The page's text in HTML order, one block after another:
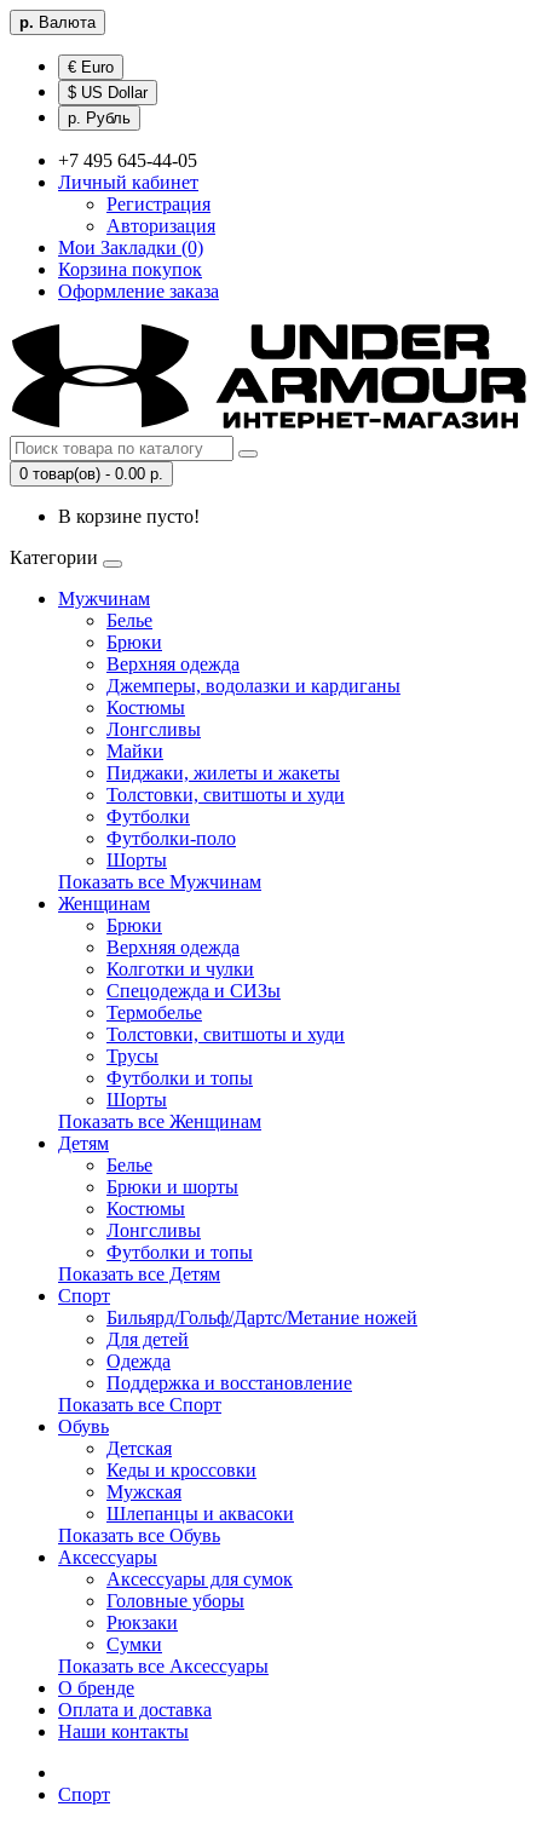
р. Валюта
€ Euro
$ US Dollar
р. Рубль
+7 495 645-44-05
Личный кабинет
Регистрация
Авторизация
Мои Закладки (0)
Корзина покупок
Оформление заказа
0 товар(ов) - 0.00 р.
В корзине пусто!
Категории
Мужчинам
Белье
Брюки
Верхняя одежда
Джемперы, водолазки и кардиганы
Костюмы
Лонгсливы
Майки
Пиджаки, жилеты и жакеты
Толстовки, свитшоты и худи
Футболки
Футболки-поло
Шорты
Показать все Мужчинам
Женщинам
Брюки
Верхняя одежда
Колготки и чулки
Спецодежда и СИЗы
Термобелье
Толстовки, свитшоты и худи
Трусы
Футболки и топы
Шорты
Показать все Женщинам
Детям
Белье
Брюки и шорты
Костюмы
Лонгсливы
Футболки и топы
Показать все Детям
Спорт
Бильярд/Гольф/Дартс/Метание ножей
Для детей
Одежда
Поддержка и восстановление
Показать все Спорт
Обувь
Детская
Кеды и кроссовки
Мужская
Шлепанцы и аквасоки
Показать все Обувь
Аксессуары
Аксессуары для сумок
Головные уборы
Рюкзаки
Сумки
Показать все Аксессуары
О бренде
Оплата и доставка
Наши контакты
Спорт